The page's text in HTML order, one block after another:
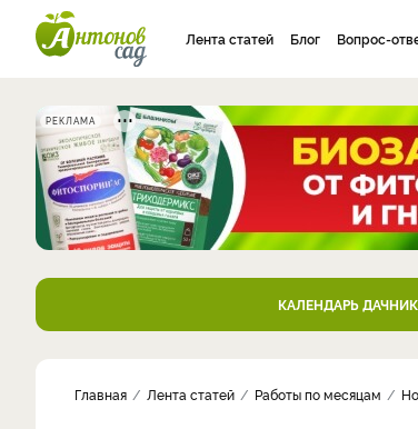
Лента статей Блог Вопрос-
РЕКЛАМА
КАЛЕНДАРЬ
Главная Лента статей Работы по месяцам